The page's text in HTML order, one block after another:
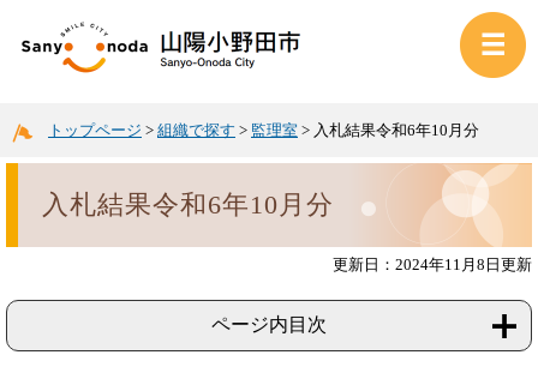
トップページ > 組織で探す > 監理室 > 入札結果令和6年10月分
入札結果令和6年10月分
更新日：2024年11月8日更新
ページ内目次